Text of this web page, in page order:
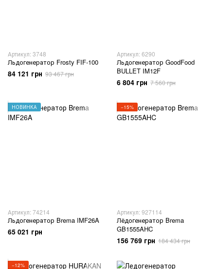
Артикул: 3748
Льдогенератор Frosty FIF-100
84 121 грн 93 467 грн
Артикул: 6290
Льдогенератор GoodFood
BULLET IM12F
6 804 грн 7 560 грн
НОВИНКА
Артикул: 74214
Льдогенератор Brema IMF26A
65 021 грн
−15%
Артикул: 927114
Лёдогенератор Brema
GB1555AHC
156 769 грн 184 434 грн
−12%